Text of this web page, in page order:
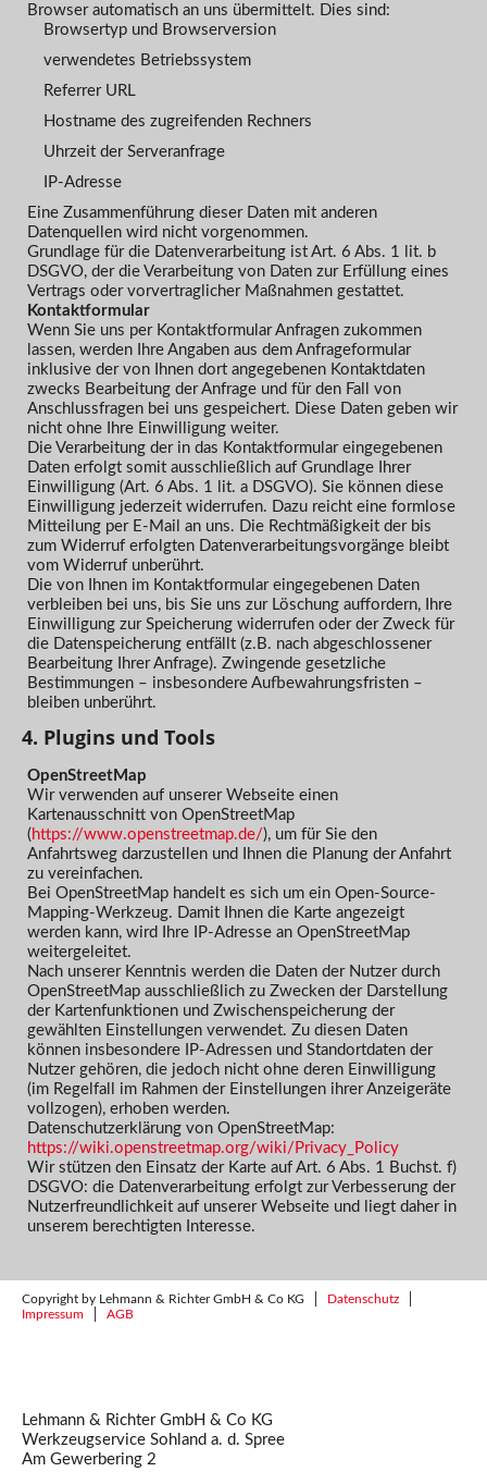
Browser automatisch an uns übermittelt. Dies sind:
Browsertyp und Browserversion
verwendetes Betriebssystem
Referrer URL
Hostname des zugreifenden Rechners
Uhrzeit der Serveranfrage
IP-Adresse
Eine Zusammenführung dieser Daten mit anderen
Datenquellen wird nicht vorgenommen.
Grundlage für die Datenverarbeitung ist Art. 6 Abs. 1 lit. b
DSGVO, der die Verarbeitung von Daten zur Erfüllung eines
Vertrags oder vorvertraglicher Maßnahmen gestattet.
Kontaktformular
Wenn Sie uns per Kontaktformular Anfragen zukommen
lassen, werden Ihre Angaben aus dem Anfrageformular
inklusive der von Ihnen dort angegebenen Kontaktdaten
zwecks Bearbeitung der Anfrage und für den Fall von
Anschlussfragen bei uns gespeichert. Diese Daten geben wir
nicht ohne Ihre Einwilligung weiter.
Die Verarbeitung der in das Kontaktformular eingegebenen
Daten erfolgt somit ausschließlich auf Grundlage Ihrer
Einwilligung (Art. 6 Abs. 1 lit. a DSGVO). Sie können diese
Einwilligung jederzeit widerrufen. Dazu reicht eine formlose
Mitteilung per E-Mail an uns. Die Rechtmäßigkeit der bis
zum Widerruf erfolgten Datenverarbeitungsvorgänge bleibt
vom Widerruf unberührt.
Die von Ihnen im Kontaktformular eingegebenen Daten
verbleiben bei uns, bis Sie uns zur Löschung auffordern, Ihre
Einwilligung zur Speicherung widerrufen oder der Zweck für
die Datenspeicherung entfällt (z.B. nach abgeschlossener
Bearbeitung Ihrer Anfrage). Zwingende gesetzliche
Bestimmungen – insbesondere Aufbewahrungsfristen –
bleiben unberührt.
4. Plugins und Tools
OpenStreetMap
Wir verwenden auf unserer Webseite einen
Kartenausschnitt von OpenStreetMap
(https://www.openstreetmap.de/), um für Sie den
Anfahrtsweg darzustellen und Ihnen die Planung der Anfahrt
zu vereinfachen.
Bei OpenStreetMap handelt es sich um ein Open-Source-
Mapping-Werkzeug. Damit Ihnen die Karte angezeigt
werden kann, wird Ihre IP-Adresse an OpenStreetMap
weitergeleitet.
Nach unserer Kenntnis werden die Daten der Nutzer durch
OpenStreetMap ausschließlich zu Zwecken der Darstellung
der Kartenfunktionen und Zwischenspeicherung der
gewählten Einstellungen verwendet. Zu diesen Daten
können insbesondere IP-Adressen und Standortdaten der
Nutzer gehören, die jedoch nicht ohne deren Einwilligung
(im Regelfall im Rahmen der Einstellungen ihrer Anzeigeräte
vollzogen), erhoben werden.
Datenschutzerklärung von OpenStreetMap:
https://wiki.openstreetmap.org/wiki/Privacy_Policy
Wir stützen den Einsatz der Karte auf Art. 6 Abs. 1 Buchst. f)
DSGVO: die Datenverarbeitung erfolgt zur Verbesserung der
Nutzerfreundlichkeit auf unserer Webseite und liegt daher in
unserem berechtigten Interesse.
Copyright by Lehmann & Richter GmbH & Co KG
Datenschutz
Impressum
AGB
Lehmann & Richter GmbH & Co KG
Werkzeugservice Sohland a. d. Spree
Am Gewerbering 2